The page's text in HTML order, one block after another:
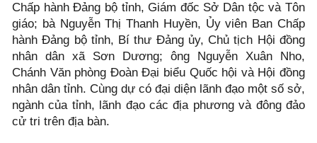
Chấp hành Đảng bộ tỉnh, Giám đốc Sở Dân tộc và Tôn
giáo; bà Nguyễn Thị Thanh Huyền, Ủy viên Ban Chấp
hành Đảng bộ tỉnh, Bí thư Đảng ủy, Chủ tịch Hội đồng
nhân dân xã Sơn Dương; ông Nguyễn Xuân Nho,
Chánh Văn phòng Đoàn Đại biểu Quốc hội và Hội đồng
nhân dân tỉnh. Cùng dự có đại diện lãnh đạo một số sở,
ngành của tỉnh, lãnh đạo các địa phương và đông đảo
cử tri trên địa bàn.